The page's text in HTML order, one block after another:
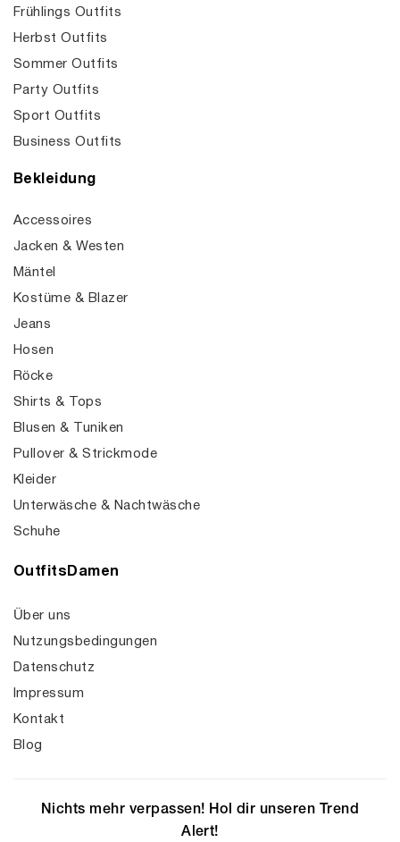
Frühlings Outfits
Herbst Outfits
Sommer Outfits
Party Outfits
Sport Outfits
Business Outfits
Bekleidung
Accessoires
Jacken & Westen
Mäntel
Kostüme & Blazer
Jeans
Hosen
Röcke
Shirts & Tops
Blusen & Tuniken
Pullover & Strickmode
Kleider
Unterwäsche & Nachtwäsche
Schuhe
OutfitsDamen
Über uns
Nutzungsbedingungen
Datenschutz
Impressum
Kontakt
Blog
Nichts mehr verpassen! Hol dir unseren Trend
Alert!